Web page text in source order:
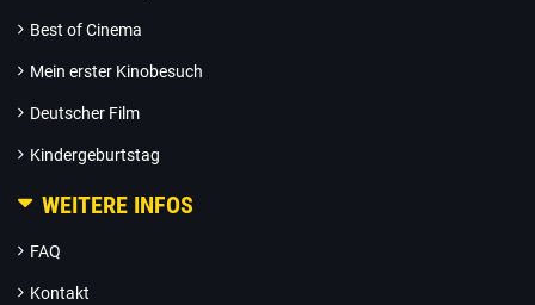
Best of Cinema
Mein erster Kinobesuch
Deutscher Film
Kindergeburtstag
WEITERE INFOS
FAQ
Kontakt